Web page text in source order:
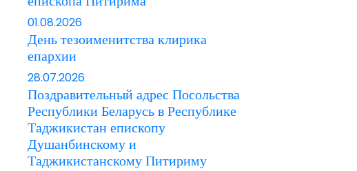
01.08.2026
День тезоименитства клирика
епархии
28.07.2026
Поздравительный адрес Посольства
Республики Беларусь в Республике
Таджикистан епископу
Душанбинскому и
Таджикистанскому Питириму